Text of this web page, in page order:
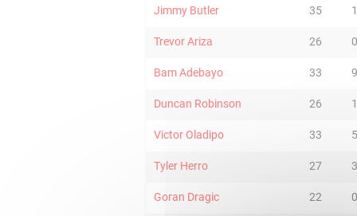
Jimmy Butler 35
Trevor Ariza 26
Bam Adebayo 33
Duncan Robinson 26
Victor Oladipo 33
Tyler Herro 27
Goran Dragic 22